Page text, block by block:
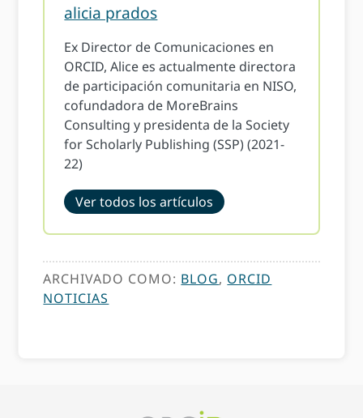
alicia prados
Ex Director de Comunicaciones en
ORCID, Alice es actualmente directora
de participación comunitaria en NISO,
cofundadora de MoreBrains
Consulting y presidenta de la Society
for Scholarly Publishing (SSP) (2021-
22)
Ver todos los artículos
ARCHIVADO COMO: BLOG, ORCID
NOTICIAS